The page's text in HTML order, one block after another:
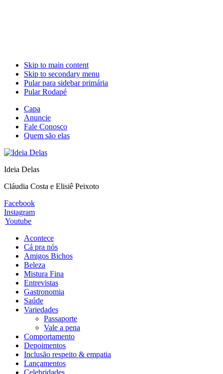
Skip to main content
Skip to secondary menu
Pular para sidebar primária
Pular Rodapé
Capa
Anuncie
Fale Conosco
Quem são elas
Ideia Delas
Cláudia Costa e Elisiê Peixoto
Facebook
Instagram
Youtube
Acontece
Cá pra nós
Amigos Bichos
Beleza
Mistura Fina
Entrevistas
Gastronomia
Saúde
Variedades
Passaporte
Vale a pena
Comportamento
Depoimentos
Inclusão respeito & empatia
Lançamentos
Celebridades